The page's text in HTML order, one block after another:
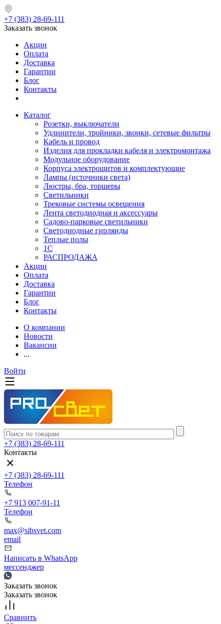
+7 (383) 28-69-111
Заказать звонок
Акции
Оплата
Доставка
Гарантии
Блог
Контакты
Каталог
Розетки, выключатели
Удлинители, тройники, звонки, сетевые фильтры
Кабель и провод
Изделия для прокладки кабеля и электромонтажа
Модульное оборудование
Корпуса электрощитов и комплектующие
Лампы (источники света)
Люстры, бра, торшеры
Светильники
Трековые системы освещения
Лента светодиодная и аксессуары
Садово-парковые светильники
Светодиодные гирлянды
Теплые полы
1С
РАСПРОДАЖА
Акции
Оплата
Доставка
Гарантии
Блог
Контакты
О компании
Новости
Вакансии
...
Войти
+7 (383) 28-69-111
Контакты
+7 (383) 28-69-111
Телефон
+7 913 007-91-11
Телефон
max@sibsvet.com
email
Написать в WhatsApp
мессенджер
Заказать звонок
Заказать звонок
Сравнить